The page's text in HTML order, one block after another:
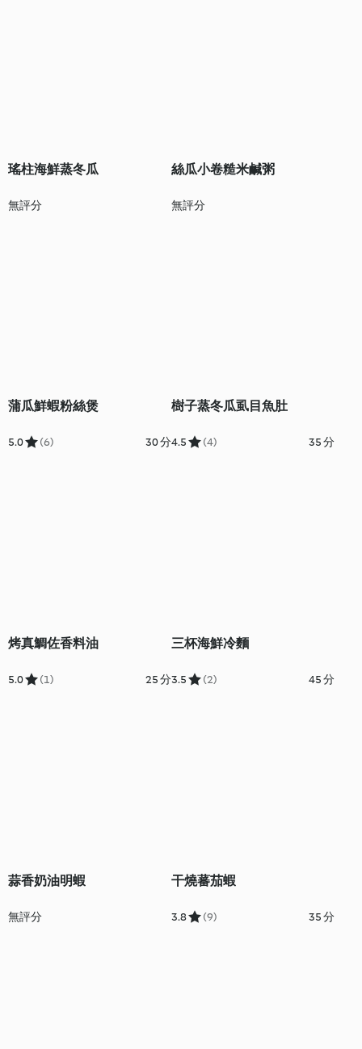
瑤柱海鮮蒸冬瓜
無評分
絲瓜小卷糙米鹹粥
無評分
蒲瓜鮮蝦粉絲煲
5.0 (6) 30 分
樹子蒸冬瓜虱目魚肚
4.5 (4) 35 分
烤真鯛佐香料油
5.0 (1) 25 分
三杯海鮮冷麵
3.5 (2) 45 分
蒜香奶油明蝦
無評分
干燒蕃茄蝦
3.8 (9) 35 分